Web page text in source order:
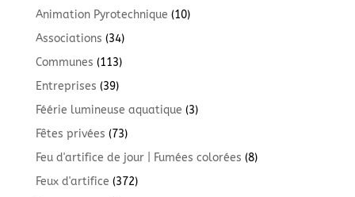
Animation Pyrotechnique (10)
Associations (34)
Communes (113)
Entreprises (39)
Féérie lumineuse aquatique (3)
Fêtes privées (73)
Feu d'artifice de jour | Fumées colorées (8)
Feux d'artifice (372)